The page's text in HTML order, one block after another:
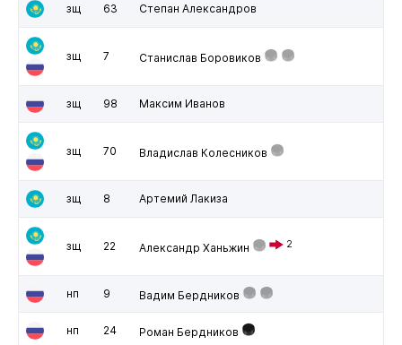
зщ 63 Степан Александров
зщ 7 Станислав Боровиков
зщ 98 Максим Иванов
зщ 70 Владислав Колесников
зщ 8 Артемий Лакиза
зщ 22 Александр Ханьжин 2
нп 9 Вадим Бердников
нп 24 Роман Бердников